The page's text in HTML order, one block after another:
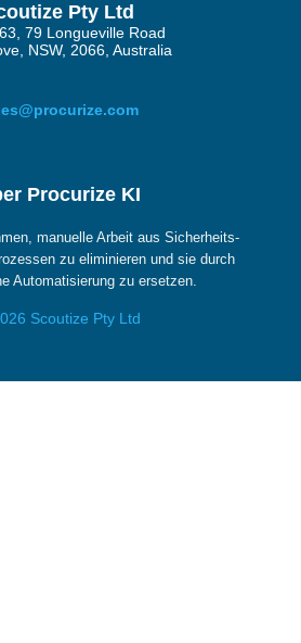
Pty Ltd
79 Longueville Road
NSW, 2066, Australia
Procurize KI
manuelle Arbeit aus Sicherheits-
zu eliminieren und sie durch
Automatisierung zu ersetzen.
Scoutize Pty Ltd